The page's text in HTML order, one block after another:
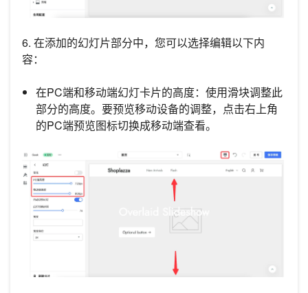
6. 在添加的幻灯片部分中，您可以选择编辑以下内
容：
在PC端和移动端幻灯卡片的高度：使用滑块调整此
部分的高度。要预览移动设备的调整，点击右上角
的PC端预览图标切换成移动端查看。